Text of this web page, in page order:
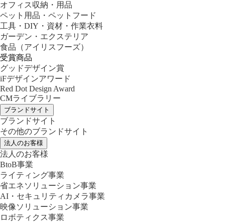
オフィス収納・用品
ペット用品・ペットフード
工具・DIY・資材・作業衣料
ガーデン・エクステリア
食品 （アイリスフーズ）
受賞商品
グッドデザイン賞
iFデザインアワード
Red Dot Design Award
CMライブラリー
ブランドサイト
ブランドサイト
その他のブランドサイト
法人のお客様
法人のお客様
BtoB事業
ライティング事業
省エネソリューション事業
AI・セキュリティカメラ事業
映像ソリューション事業
ロボティクス事業